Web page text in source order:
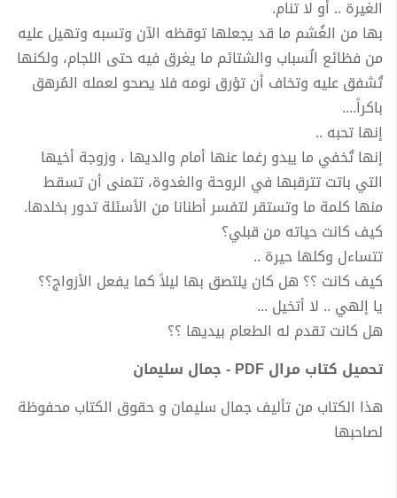
الغيرة .. أو لا تنام.
بها من الغُشم ما قد يجعلها توقظه الآن وتسبه وتهيل عليه
من فظائع الُسباب والشتائم ما يغرق فيه حتى اللجام، ولكنها
تُشفق عليه وتخاف أن تؤرق نومه فلا يصحو لعمله المُرهق
باكراً....
إنها تحبه ..
إنها تُخفي ما يبدو رغما عنها أمام والديها ، وزوجة أخيها
التي باتت تترقبها في الروحة والغدوة، تتمنى أن تسقط
منها كلمة ما وتستقر لتفسر أطنانا من الأسئلة تدور بخلدها.
كيف كانت حياته من قبلي؟
تتساءل وكلها حيرة ..
كيف كانت ؟؟ هل كان يلتصق بها ليلاً كما يفعل الأزواج؟؟
يا إلهي .. لا أتخيل ...
هل كانت تقدم له الطعام بيديها ؟؟
تحميل كتاب مرال PDF - جمال سليمان
هذا الكتاب من تأليف جمال سليمان و حقوق الكتاب محفوظة
لصاحبها